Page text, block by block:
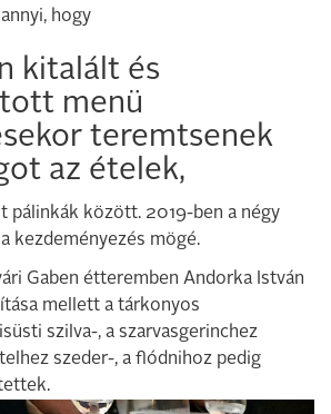
hogy
kitalált és
menü
teremtsenek
az ételek,
pálinkák között. 2019-ben a négy
kezdeményezés mögé.
Gaben étteremben Andorka István
mellett a tárkonyos
szilva-, a szarvasgerinchez
szeder-, a flódnihoz pedig